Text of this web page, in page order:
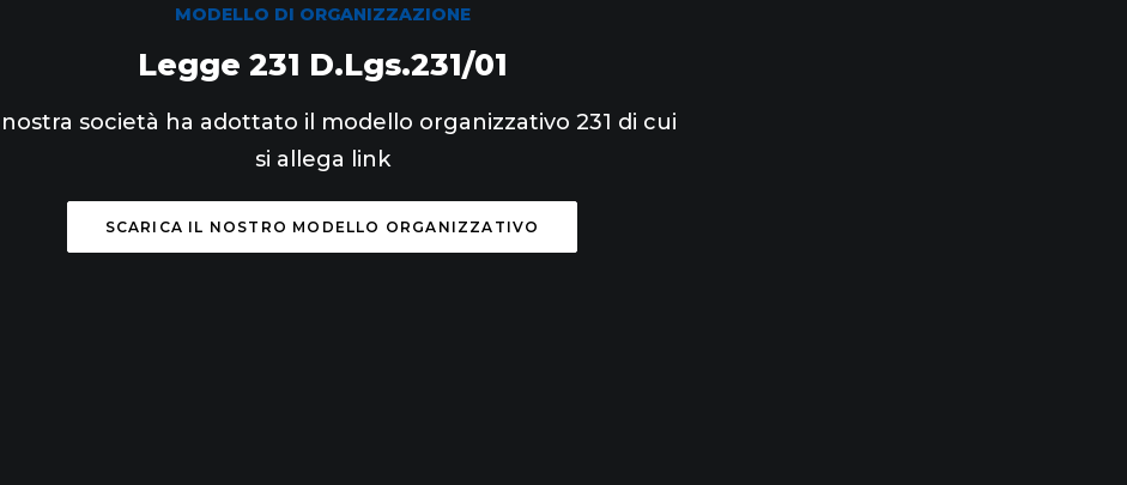
MODELLO DI ORGANIZZAZIONE
Legge 231 D.Lgs.231/01
nostra società ha adottato il modello organizzativo 231 di cui
si allega link
SCARICA IL NOSTRO MODELLO ORGANIZZATIVO